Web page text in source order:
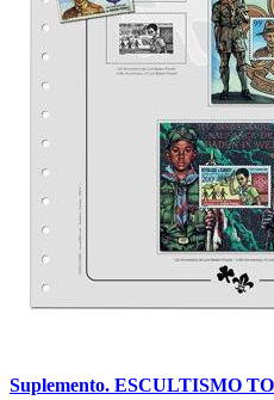
Suplemento. ESCULTISMO